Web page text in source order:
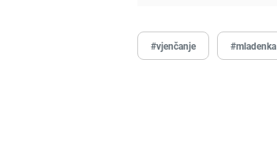
#vjenčanje #mladenka